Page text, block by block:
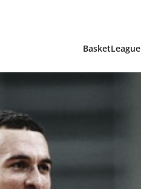
BasketLeague